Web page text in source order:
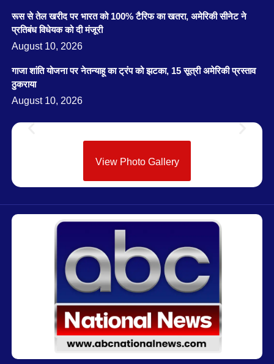
रूस से तेल खरीद पर भारत को 100% टैरिफ का खतरा, अमेरिकी सीनेट ने
प्रतिबंध विधेयक को दी मंजूरी
August 10, 2026
गाजा शांति योजना पर नेतन्याहू का ट्रंप को झटका, 15 सूत्री अमेरिकी प्रस्ताव
ठुकराया
August 10, 2026
View Photo Gallery